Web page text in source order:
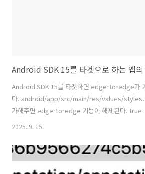
Android SDK 15를 타겟하면 edge-to-edge가
다. android/app/src/main/res/values/
가해주면 edge-to-edge 기능이 해제된다. true
2025. 9. 15.